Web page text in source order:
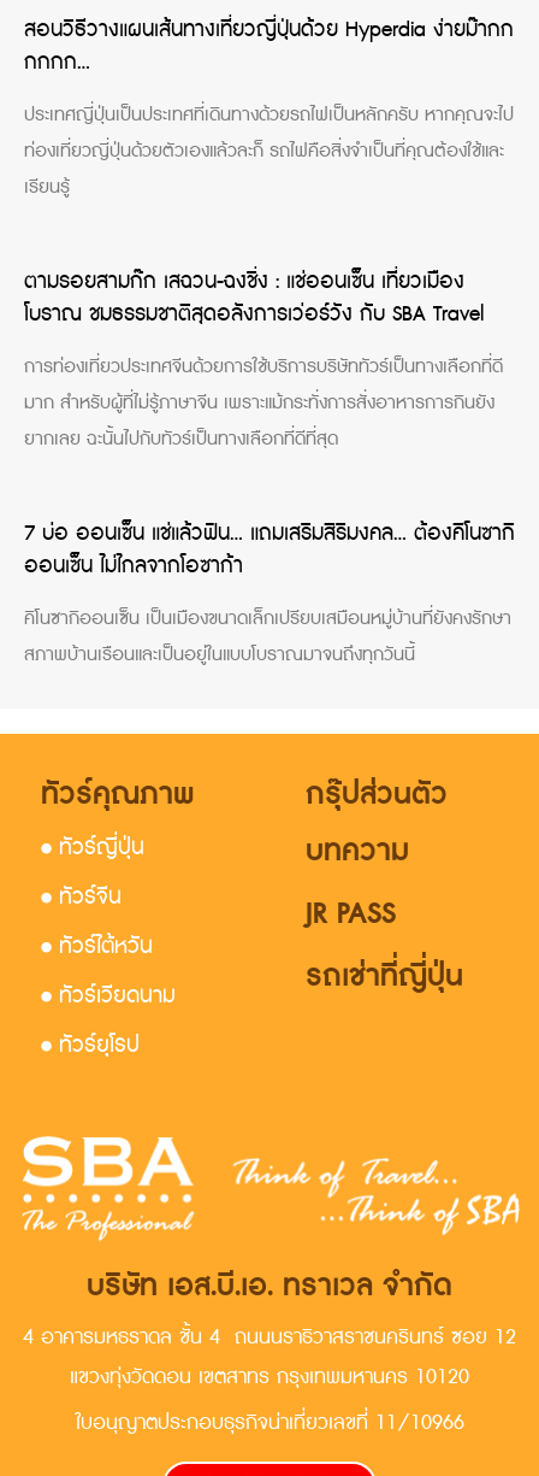
สอนวิธีวางแผนเส้นทางเที่ยวญี่ปุ่นด้วย Hyperdia ง่ายม๊ากก
กกกก…
ประเทศญี่ปุ่นเป็นประเทศที่เดินทางด้วยรถไฟเป็นหลักครับ หากคุณจะไป
ท่องเที่ยวญี่ปุ่นด้วยตัวเองแล้วละก็ รถไฟคือสิ่งจำเป็นที่คุณต้องใช้และ
เรียนรู้
ตามรอยสามก๊ก เสฉวน-ฉงชิ่ง : แช่ออนเซ็น เที่ยวเมือง
โบราณ ชมธรรมชาติสุดอลังการเว่อร์วัง กับ SBA Travel
การท่องเที่ยวประเทศจีนด้วยการใช้บริการบริษัททัวร์เป็นทางเลือกที่ดี
มาก สำหรับผู้ที่ไม่รู้ภาษาจีน เพราะแม้กระทั่งการสั่งอาหารการกินยัง
ยากเลย ฉะนั้นไปกับทัวร์เป็นทางเลือกที่ดีที่สุด
7 บ่อ ออนเซ็น แช่แล้วฟิน… แถมเสริมสิริมงคล… ต้องคิโนซากิ
ออนเซ็น ไม่ไกลจากโอซาก้า
คิโนซากิออนเซ็น เป็นเมืองขนาดเล็กเปรียบเสมือนหมู่บ้านที่ยังคงรักษา
สภาพบ้านเรือนและเป็นอยู่ในแบบโบราณมาจนถึงทุกวันนี้
ทัวร์คุณภาพ
• ทัวร์ญี่ปุ่น
• ทัวร์จีน
• ทัวร์ไต้หวัน
• ทัวร์เวียดนาม
• ทัวร์ยุโรป
กรุ๊ปส่วนตัว
บทความ
JR PASS
รถเช่าที่ญี่ปุ่น
บริษัท เอส.บี.เอ. ทราเวล จำกัด
4 อาคารมหธราดล ชั้น 4 ถนนนราธิวาสราชนครินทร์ ซอย 12
แขวงทุ่งวัดดอน เขตสาทร กรุงเทพมหานคร 10120
ใบอนุญาตประกอบธุรกิจน่าเที่ยวเลขที่ 11/10966